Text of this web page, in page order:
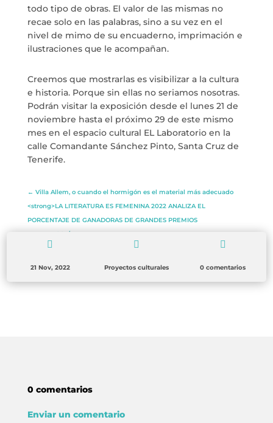
todo tipo de obras. El valor de las mismas no
recae solo en las palabras, sino a su vez en el
nivel de mimo de su encuaderno, imprimación e
ilustraciones que le acompañan.
Creemos que mostrarlas es visibilizar a la cultura
e historia. Porque sin ellas no seriamos nosotras.
Podrán visitar la exposición desde el lunes 21 de
noviembre hasta el próximo 29 de este mismo
mes en el espacio cultural EL Laboratorio en la
calle Comandante Sánchez Pinto, Santa Cruz de
Tenerife.
← Villa Allem, o cuando el hormigón es el material más adecuado
<strong>LA LITERATURA ES FEMENINA 2022 ANALIZA EL
PORCENTAJE DE GANADORAS DE GRANDES PREMIOS
LITERARIOS</strong>

21 Nov, 2022

Proyectos culturales

0 comentarios
0 comentarios
Enviar un comentario